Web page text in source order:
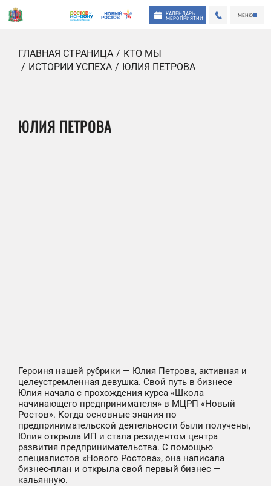
КАЛЕНДАРЬ
МЕРОПРИЯТИЙ
МЕНЮ
ГЛАВНАЯ СТРАНИЦА
КТО МЫ
ИСТОРИИ УСПЕХА
ЮЛИЯ ПЕТРОВА
ЮЛИЯ ПЕТРОВА
Героиня нашей рубрики — Юлия Петрова, активная и
целеустремленная девушка. Свой путь в бизнесе
Юлия начала с прохождения курса «Школа
начинающего предпринимателя» в МЦРП «Новый
Ростов». Когда основные знания по
предпринимательской деятельности были получены,
Юлия открыла ИП и стала резидентом центра
развития предпринимательства. С помощью
специалистов «Нового Ростова», она написала
бизнес-план и открыла свой первый бизнес —
кальянную.